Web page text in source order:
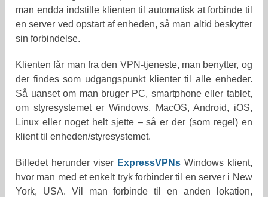
man endda indstille klienten til automatisk at forbinde til
en server ved opstart af enheden, så man altid beskytter
sin forbindelse.
Klienten får man fra den VPN-tjeneste, man benytter, og
der findes som udgangspunkt klienter til alle enheder.
Så uanset om man bruger PC, smartphone eller tablet,
om styresystemet er Windows, MacOS, Android, iOS,
Linux eller noget helt sjette – så er der (som regel) en
klient til enheden/styresystemet.
Billedet herunder viser ExpressVPNsWindows klient,
hvor man med et enkelt tryk forbinder til en server i New
York, USA. Vil man forbinde til en anden lokation,